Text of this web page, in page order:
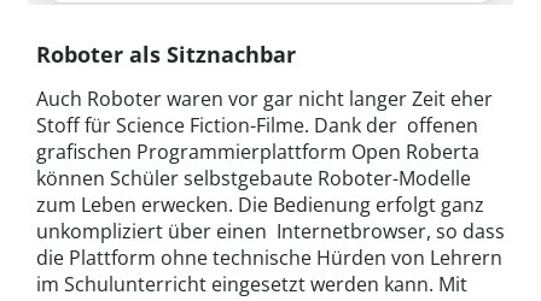
Roboter als Sitznachbar
Auch Roboter waren vor gar nicht langer Zeit eher
Stoff für Science Fiction-Filme. Dank der offenen
grafischen Programmierplattform Open Roberta
können Schüler selbstgebaute Roboter-Modelle
zum Leben erwecken. Die Bedienung erfolgt ganz
unkompliziert über einen Internetbrowser, so dass
die Plattform ohne technische Hürden von Lehrern
im Schulunterricht eingesetzt werden kann. Mit